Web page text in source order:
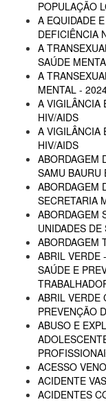
POPULAÇÃO
A EQUIDADE
DEFICIÊNCIA
A
SAÚDE
A
MENTAL -
A VIGILÂNCIA
HIV/AIDS
A VIGILÂNCIA
HIV/AIDS
ABORDAGEM
SAMU BAURU
ABORDAGEM
SECRETARIA
ABORDAGEM
UNIDADES
ABORDAGEM
ABRIL VERDE
SAÚDE E
ABRIL VERDE
PREVENÇÃO
ABUSO E
ACESSO
ACIDENTE
ACIDENTES